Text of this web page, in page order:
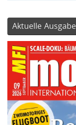
Aktuelle Ausgabe